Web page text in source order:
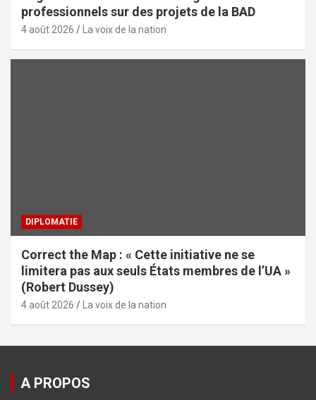
professionnels sur des projets de la BAD
4 août 2026 La voix de la nation
DIPLOMATIE
Correct the Map : « Cette initiative ne se
limitera pas aux seuls États membres de l’UA »
(Robert Dussey)
4 août 2026 La voix de la nation
A PROPOS